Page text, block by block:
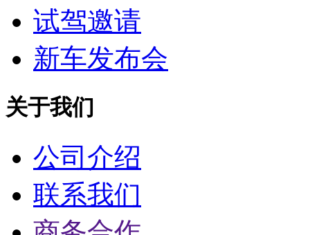
试驾邀请
新车发布会
关于我们
公司介绍
联系我们